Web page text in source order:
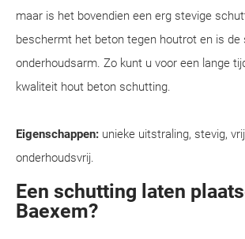
maar is het bovendien een erg stevige
beschermt het beton tegen houtrot en is de
onderhoudsarm. Zo kunt u voor een lange
kwaliteit hout beton schutting.
Eigenschappen: unieke uitstraling, stevig,
onderhoudsvrij.
Een schutting laten
Baexem?